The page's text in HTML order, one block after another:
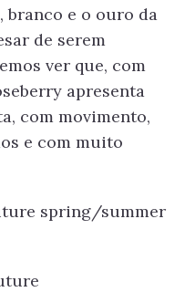
branco e o ouro da
de serem
ver que, com
apresenta
com movimento,
e com muito
spring/summer